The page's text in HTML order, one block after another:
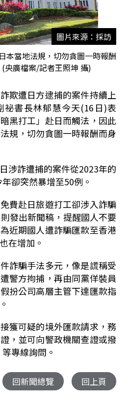
圖片來源：採訪
本當地法規，切勿貪圖一時報酬
央廣檔案/記者王照坤 攝)
欺遭日方逮捕的案件持續上
祕書長林郁慧今天(16日)表
黑打工」赴日而觸法，因此
規，切勿貪圖一時報酬而身
涉詐遭捕的案件從2023年的
卻突然暴增至50例。
費赴日旅遊打工卻涉入詐騙
發出新聞稿，提醒國人不要
近期國人遭詐騙匯款至香港
在增加。
詐騙手法多元，像是謊稱受
警方拘捕，再由同黨佯裝員
扮公司高層主管下達匯款指
獲可疑的境外匯款請求，務
，並可向警政機關查證或撥
專線詢問。
回新聞總覽 回上頁